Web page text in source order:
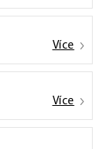
Více
Více